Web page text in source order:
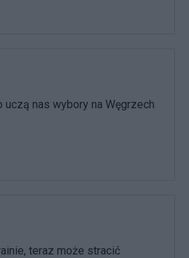
uczą nas wybory na Węgrzech
teraz może stracić